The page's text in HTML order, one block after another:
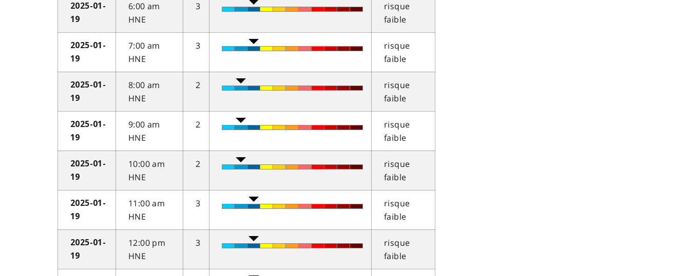
2025-01-
19
6:00 am
HNE
3
risque
faible
2025-01-
19
7:00 am
HNE
3
risque
faible
2025-01-
19
8:00 am
HNE
2
risque
faible
2025-01-
19
9:00 am
HNE
2
risque
faible
2025-01-
19
10:00 am
HNE
2
risque
faible
2025-01-
19
11:00 am
HNE
3
risque
faible
2025-01-
19
12:00 pm
HNE
3
risque
faible